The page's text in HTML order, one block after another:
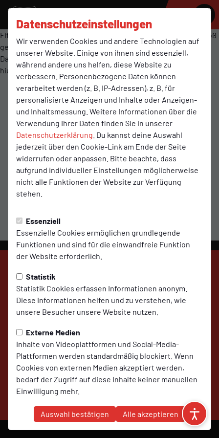
Datenschutzeinstellungen
Wir verwenden Cookies und andere Technologien auf
unserer Website. Einige von ihnen sind essenziell,
während andere uns helfen, diese Website zu
verbessern. Personenbezogene Daten können
verarbeitet werden (z. B. IP-Adressen), z. B. für
personalisierte Anzeigen und Inhalte oder Anzeigen-
und Inhaltsmessung. Weitere Informationen über die
Verwendung Ihrer Daten finden Sie in unserer
Datenschutzerklärung . Du kannst deine Auswahl
jederzeit über den Cookie-Link am Ende der Seite
widerrufen oder anpassen. Bitte beachte, dass
aufgrund individueller Einstellungen möglicherweise
nicht alle Funktionen der Website zur Verfügung
stehen.
Essenziell
Essenzielle Cookies ermöglichen grundlegende
Funktionen und sind für die einwandfreie Funktion
der Website erforderlich.
Statistik
Statistik Cookies erfassen Informationen anonym.
Diese Informationen helfen und zu verstehen, wie
unsere Besucher unsere Website nutzen.
Externe Medien
Inhalte von Videoplattformen und Social-Media-
Plattformen werden standardmäßig blockiert. Wenn
Cookies von externen Medien akzeptiert werden,
bedarf der Zugriff auf diese Inhalte keiner manuellen
Einwilligung mehr.
Marketing
Marketing-Cookies werden verwendet, um Ihnen
Auswahl bestätigen Alle akzeptieren
Fitness wird bei einem Sportverein wie dem SV Molbergen groß
geschrieben.
Da wir uns auf verschiedene Sparten konzentrieren findet Ihr
hier Infos zu :
Frauen Fitness
Kinderturnen
Tanzgruppen
SV Molbergen
auf Social Media folgen
Impressum DatenschutzCookies
© 2026 SV Molbergen,
präsentiert vonClubShare